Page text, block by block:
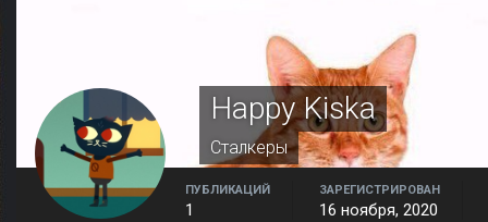
Happy Kiska
Сталкеры
ПУБЛИКАЦИЙ
1
ЗАРЕГИСТРИРОВАН
16 ноября, 2020